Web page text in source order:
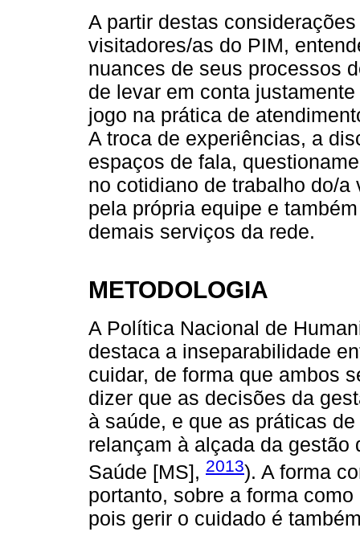
A partir destas
visitadores/as do PIM,
nuances de seus processos
de levar em conta
jogo na prática de
A troca de experiências, a
espaços de fala,
no cotidiano de trabalho do/
pela própria equipe e
demais serviços da rede.
METODOLOGIA
A Política Nacional de
destaca a inseparabilidade
cuidar, de forma que ambos
dizer que as decisões da
à saúde, e que as práticas
relançam à alçada da
Saúde [MS], 2013). A forma
portanto, sobre a forma
pois gerir o cuidado é